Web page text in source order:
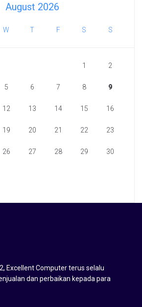
August 2026
W T F S S
1 2
5 6 7 8 9
12 13 14 15 16
19 20 21 22 23
26 27 28 29 30
Excellent Computer terus selalu
dan perbaikan kepada para